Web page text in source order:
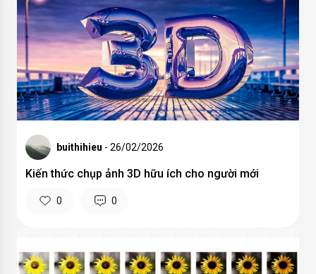
buithihieu - 26/02/2026
Kiến thức chụp ảnh 3D hữu ích cho người mới
0 0